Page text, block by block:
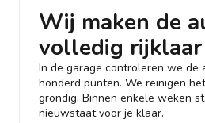
Wij maken de
volledig rijklaar
In de garage controleren we de
honderd punten. We reinigen
grondig. Binnen enkele weken
nieuwstaat voor je klaar.